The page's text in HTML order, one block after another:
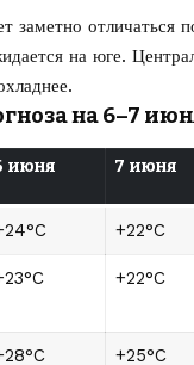
заметно отличаться
на юге.
на 6–7
июня 7 июня
+22°C
+22°C
+25°C